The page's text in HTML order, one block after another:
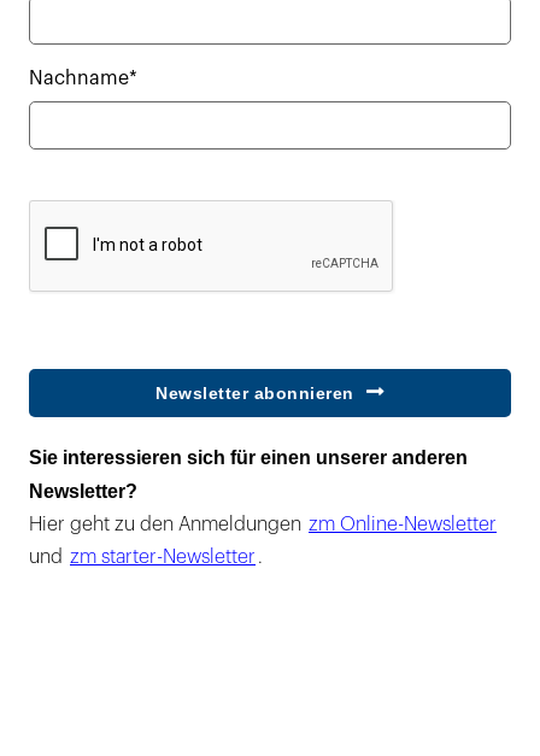
Nachname*
Newsletter abonnieren
Sie interessieren sich für einen unserer anderen
Newsletter?
Hier geht zu den Anmeldungen zm Online-Newsletter
und zm starter-Newsletter .